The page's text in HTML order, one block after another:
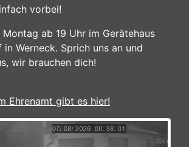
vorbei!
ab 19 Uhr im Gerätehaus
in Werneck. Sprich uns an und
wir brauchen dich!
Ehrenamt gibt es hier!